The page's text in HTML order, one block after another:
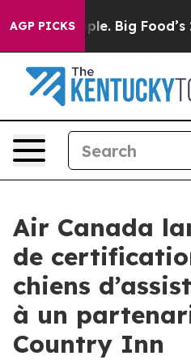
AGP PICKSBig Food’s 239
Air Canada
de
chiens
à un
Country Inn